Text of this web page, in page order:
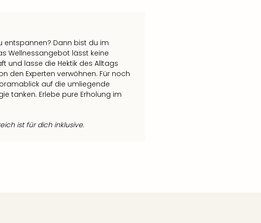
entspannen? Dann bist du im
Wellnessangebot lässt keine
und lasse die Hektik des Alltags
den Experten verwöhnen. Für noch
auf die umliegende
tanken. Erlebe pure Erholung im
ist für dich inklusive.